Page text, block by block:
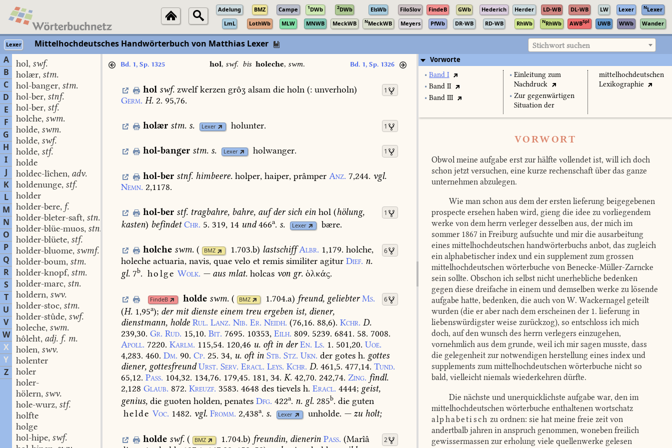
Adelung BMZ Campe 1DWb 2DWb ElsWb FiloSlov FindeB GWb Hederich Herder LD-WB DL-WB LW Lexer NLexer
LmL
LothWb MLW MNWB MeckWB NMeckWB Meyers PfWb DR-WB RD-WB RhWb NRhWb AWBSpl UWB WWb Wander
Lexer Mittelhochdeutsches Handwörterbuch von Matthias Lexer Stichwort suchen
A
B
C
D
E
F
G
H
I
J
K
L
M
N
O
P
Q
R
S
T
U
V
W
X
Y
Z
hol, swf.
holær, stm.
hol-banger, stm.
hol-ber, stnf.
hol-ber, stf.
holche, swm.
holde, swm.
holde, swf.
holde, stf.
holde
holdec-lîchen, adv.
holdenunge, stf.
holder
holder-bere, f.
holder-bleter-saft, stn.
holder-blüe-muos, stn.
holder-blüete, stf.
holder-bluome, swmf.
holder-boum, stm.
holder-knopf, stm.
holder-marc, stn.
holdern, swv.
holder-stoc, stm.
holder-stûde, swf.
holeche, swm.
hôleht, adj. f. m.
holen, swv.
holenter
holer
holer-
hölern, swv.
hole-wurz, stf.
holfte
holge
hol-hipe, swf.
Bd. 1, Sp. 1325 hol, swf. bis holeche, swm. Bd. 1, Sp. 1326
1
hol swf. zwelfkerzengrôʒalsamdieholn(:unverholn)
Germ. H. 2. 95,76.
1
holær stm. s. Lexer holunter.
1
hol-banger stm. s. Lexer holwanger.
hol-ber stnf. himbeere. holper,haiper,prâmper Anz. 7,244. vgl.
Nemn. 2,1178.
1
hol-ber stf. tragbahre,bahre,aufdersicheinhol(hölung,
kasten) befindet Chr. 5. 319, 14 und466a. s. Lexer bære.
6
holche swm. ( BMZ 1.703.b) lastschiff Albr. 1,179. holche,
holeche actuaria, navis, quae velo et remis similiter agitur Dief. n.
gl. 7b. holge Wolk. — aus mlat. holcas von gr. ὁλκάς.
6
FindeB holde swm. ( BMZ 1.704.a) freund, geliebter Ms.
(H. 1,95a); dermitdienste einem treu ergeben ist, diener,
dienstmann, holde Rul. Lanz. Nib. Er. Neidh. (76,16. 88,6). Kchr. D.
239,30. Gr. Rud. 15,10. Bit. 7695. 10353, Eilh. 809. 5239. 6841. 58. 7008.
Apoll. 7220. Karlm. 115,54. 120,46 u. oftin der En. Ls. 1. 501,20. Uoe.
4,283. 460. Dm. 90. Cp. 25. 34, u. oftin Stb. Stz. Ukn. der gotes h. gottes
diener, gottesfreund Urst. Serv. Eracl. Leys. Kchr. D. 461,5. 477,14. Tund.
65,12. Pass. 104,32. 134,76. 179,45. 181, 34. K. 42,70. 242,74. Zing. findl.
2,128 Glaub. 872. Kreuzf. 3583. 4648 des tievels h. Eracl. 4444; geist,
genius, die guoten holden, penates Dfg. 422a. n. gl. 285b. die guten
helde Voc. 1482. vgl. Fromm. 2,438a. s. Lexer unholde. — zuholt;
2
holde swf. ( BMZ 1.704.b) freundin, dienerin Pass. (Marîâ
Vorworte
• Band I
• Band II
• Band III
• Einleitung zum
Nachdruck
• Zur gegenwärtigen
Situation der
mittelhochdeutschen
Lexikographie
VORWORT
Obwol meine aufgabe erst zur hälfte vollendet ist, will ich doch
schon jetzt versuchen, eine kurze rechenschaft über das ganze
unternehmen abzulegen.
Wie man schon aus dem der ersten lieferung beigegebenen
prospecte ersehen haben wird, gieng die idee zu vorliegendem
werke von dem herrn verleger desselben aus, der mich im
sommer 1867 in Freiburg aufsuchte und mir die ausarbeitung
eines mittelhochdeutschen handwörterbuchs anbot, das zugleich
ein alphabetischer index und ein supplement zum grossen
mittelhochdeutschen wörterbuche von Benecke-Müller-Zarncke
sein sollte. Obschon ich selbst nicht unerhebliche bedenken
gegen diese dreifache in einem und demselben werke zu lösende
aufgabe hatte, bedenken, die auch von W. Wackernagel geteilt
wurden (die er aber nach dem erscheinen der 1. lieferung in
liebenswürdigster weise zurückzog), so entschloss ich mich
doch, auf den wunsch des herrn verlegers einzugehen,
vornehmlich aus dem grunde, weil ich mir sagen musste, dass
die gelegenheit zur notwendigen herstellung eines index und
supplements zum mittelhochdeutschen wörterbuche nicht so
bald, vielleicht niemals wiederkehren dürfte.
Die nächste und unerquicklichste aufgabe war, den im
mittelhochdeutschen wörterbuche enthaltenen wortschatz
alphabetisch zu ordnen: sie hat meine freie zeit von
andertbalb jahren in anspruch genommen, woneben freilich
gewissermassen zur erholung viele quellenwerke gelesen